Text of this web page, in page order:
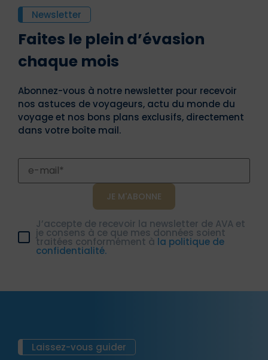
Newsletter
Faites le plein d’évasion
chaque mois
Abonnez-vous à notre newsletter pour recevoir
nos astuces de voyageurs, actu du monde du
voyage et nos bons plans exclusifs, directement
dans votre boîte mail.
J’accepte de recevoir la newsletter de AVA et
je consens à ce que mes données soient
traitées conformément à la politique de
confidentialité.
Laissez-vous guider